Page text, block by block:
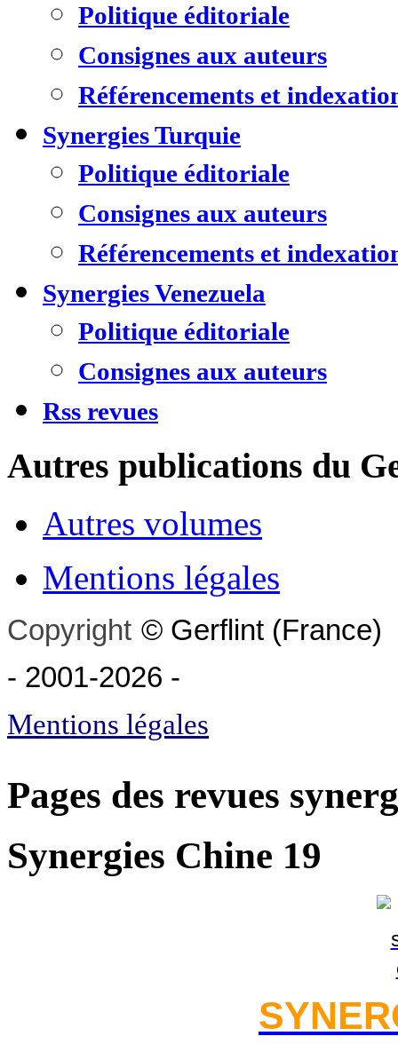
Politique éditoriale
Consignes aux auteurs
Référencements et
Synergies Turquie
Politique éditoriale
Consignes aux auteurs
Référencements et
Synergies Venezuela
Politique éditoriale
Consignes aux auteurs
Rss revues
Autres publications du
Autres volumes
Mentions légales
Copyright © Gerflint (France)
- 2001-2026 -
Mentions légales
Pages des revues
Synergies Chine 19